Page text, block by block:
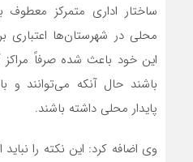
ساختار اداری متمرکز معطوف
محلی در شهرستان‌ها اعتباری
این خود باعث شده صرفاً مراکز
باشند حال آنکه می‌توانند
پایدار محلی داشته باشند.
وی اضافه کرد: این نکته را